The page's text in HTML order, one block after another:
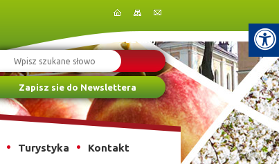
Szukaj
Zapisz sie do Newslettera
Turystyka Kontakt